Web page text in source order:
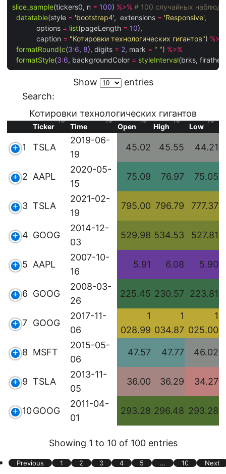
slice_sample(tickers0, n = 100) %>% # 100 случайных
datatable(style = 'bootstrap4',  extensions = 'Responsive',
            options
= list(pageLength = 10),
            caption
= "Котировки технологических гигантов") %>%
formatRound(c(3:6, 8), digits = 2, mark = " ") %>%
formatStyle(3:6, backgroundColor = styleInterval(brks,
Show
entries
Search:
Котировки технологических гигантов
Ticker Time Open High Low
1 TSLA
2019-06-
19
45.02 45.55 44.21
2 AAPL
2020-05-
15
75.09 76.97 75.05
3 TSLA
2021-02-
19
795.00 796.79 777.37
4 GOOG
2014-12-
03
529.98 534.53 527.81
5 AAPL
2007-10-
16
5.91 6.08 5.90
6 GOOG
2008-03-
26
225.45 230.57 223.81
7 GOOG
2017-11-
06
1
028.99
1
034.87
1
025.00
8 MSFT
2015-05-
06
47.57 47.77 46.02
9 TSLA
2013-11-
05
36.00 36.29 34.27
10GOOG
2011-04-
01
293.28 296.48 293.28
Showing 1 to 10 of 100 entries
Previous 1 2 3 4 5 … 10 Next